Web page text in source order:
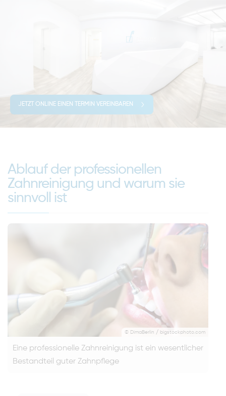
JETZT ONLINE EINEN TERMIN VEREINBAREN
Ablauf der professionellen
Zahnreinigung und warum sie
sinnvoll ist
© DimaBerlin / bigstockphoto.com
Eine professionelle Zahnreinigung ist ein wesentlicher
Bestandteil guter Zahnpflege